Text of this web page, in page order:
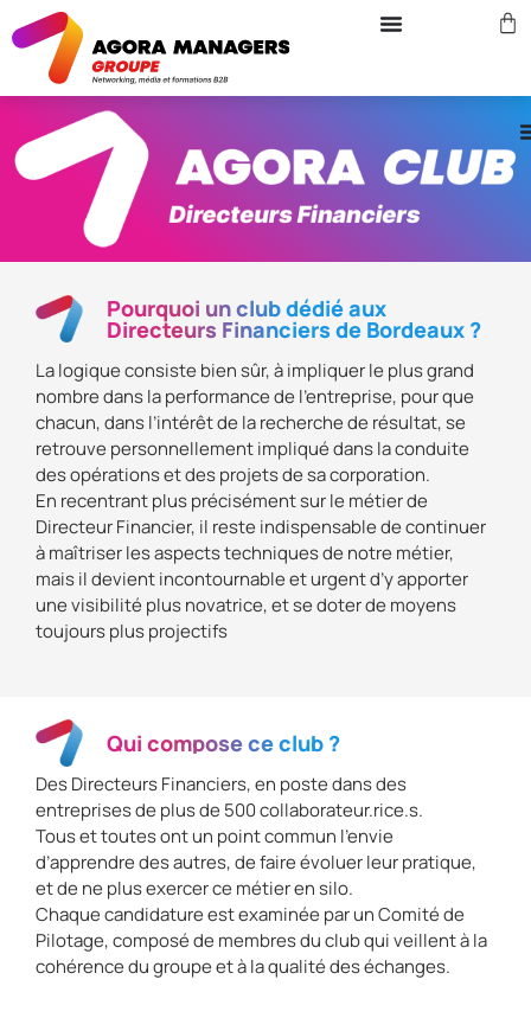
Pourquoi un club dédié aux
Directeurs Financiers de Bordeaux ?
La logique consiste bien sûr, à impliquer le plus grand
nombre dans la performance de l’entreprise, pour que
chacun, dans l’intérêt de la recherche de résultat, se
retrouve personnellement impliqué dans la conduite
des opérations et des projets de sa corporation.
En recentrant plus précisément sur le métier de
Directeur Financier, il reste indispensable de continuer
à maîtriser les aspects techniques de notre métier,
mais il devient incontournable et urgent d’y apporter
une visibilité plus novatrice, et se doter de moyens
toujours plus projectifs
Qui compose ce club ?
Des Directeurs Financiers, en poste dans des
entreprises de plus de 500 collaborateur.rice.s.
Tous et toutes ont un point commun l’envie
d’apprendre des autres, de faire évoluer leur pratique,
et de ne plus exercer ce métier en silo.
Chaque candidature est examinée par un Comité de
Pilotage, composé de membres du club qui veillent à la
cohérence du groupe et à la qualité des échanges.